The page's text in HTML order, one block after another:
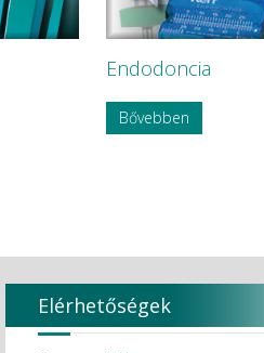
Endodoncia
Bővebben
Elérhetőségek